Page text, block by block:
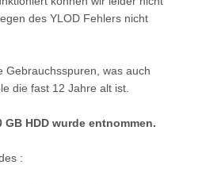
des YLOD Fehlers nicht
Gebrauchsspuren, was auch
die fast 12 Jahre alt ist.
HDD wurde entnommen.
: